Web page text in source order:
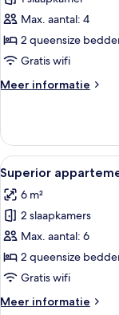
voor
laden
Max. aantal: 4
2 queensize
Gratis wifi
Meer informatie
Meer
Alle
foto's
voor
Superior
appartement
laden
14
Superior
6 m²
2 slaapkamers
Max. aantal: 6
2 queensize
Gratis wifi
Meer informatie
Meer